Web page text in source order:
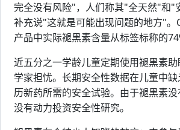
完全没有风险"，人们称其"全天然"和"
补充说"这就是可能出现问题的地方"。
产品中实际褪黑素含量从标签标称的
近五分之一学龄儿童定期使用褪黑素
学家担忧。长期安全性数据在儿童中
历新药所需的安全试验。由于褪黑素
没有动力投资安全性研究。